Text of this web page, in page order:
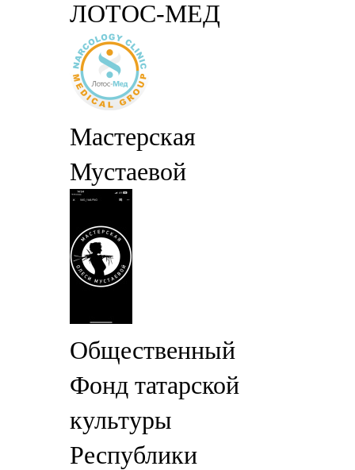
ЛОТОС-МЕД
Мастерская
Мустаевой
Общественный
Фонд татарской
культуры
Республики